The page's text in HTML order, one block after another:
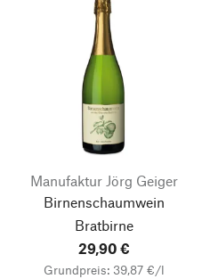
Manufaktur Jörg Geiger
Birnenschaumwein
Bratbirne
29,90 €
Grundpreis: 39,87 €/l